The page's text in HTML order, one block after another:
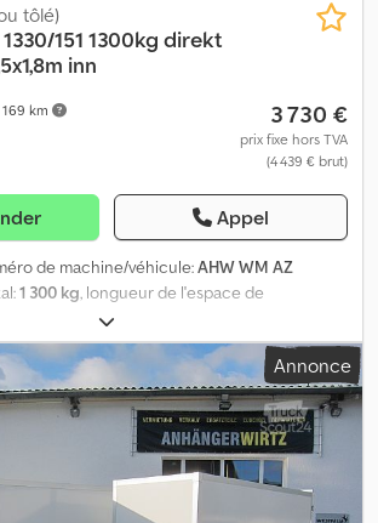
169 km
tôlé)
1330/151 1300kg direkt
inn
3 730 €
prix fixe hors TVA
(4 439 € brut)
Appel
de machine/véhicule:AHW WM AZ
1 300 kg , longueur de l'espace de
, largeur de l’espace de chargement:
de chargement:1 850 mm, Chez
dans le triangle urbain de Düsseldorf, Cologne
vous trouverez la remorque fourgon
lors de la commande en ligne. Au cœur
Cologne et Düsseldorf : achetez, emportez
Commandez par téléphone en
numéro Scout ID de cette annonce, ou
Annonce